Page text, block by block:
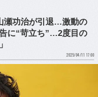
瀬功治が引退…激動の
に“苛立ち”…2度目の
2025/04/11 17:00